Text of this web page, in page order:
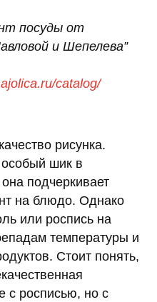
посуды от
и Шепелева”
catalog/
рисунка.
шик в
подчеркивает
на блюдо. Однако
или роспись на
температуры и
Стоит понять,
с росписью, но с